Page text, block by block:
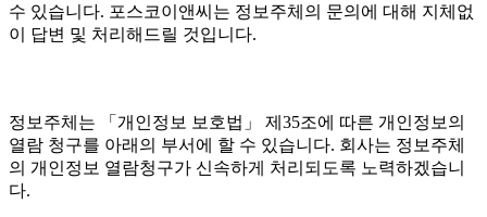
수 있습니다. 포스코이앤씨는 정보주체의 문의에 대해 지체없
이 답변 및 처리해드릴 것입니다.
정보주체는 「개인정보 보호법」 제35조에 따른 개인정보의
열람 청구를 아래의 부서에 할 수 있습니다. 회사는 정보주체
의 개인정보 열람청구가 신속하게 처리되도록 노력하겠습니
다.